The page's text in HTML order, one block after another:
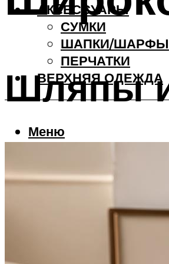
АКCЕССУАРЫ
СУМКИ
ШАПКИ/ШАРФЫ
ПЕРЧАТКИ
ВЕРХНЯЯ ОДЕЖДА
Меню
Шляпы